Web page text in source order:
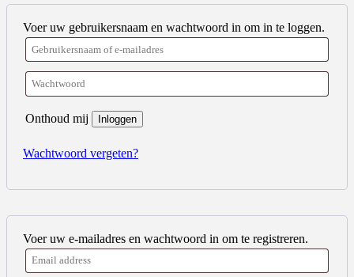
Voer uw gebruikersnaam en wachtwoord in om in te loggen.
Onthoud mij Inloggen
Wachtwoord vergeten?
Voer uw e-mailadres en wachtwoord in om te registreren.